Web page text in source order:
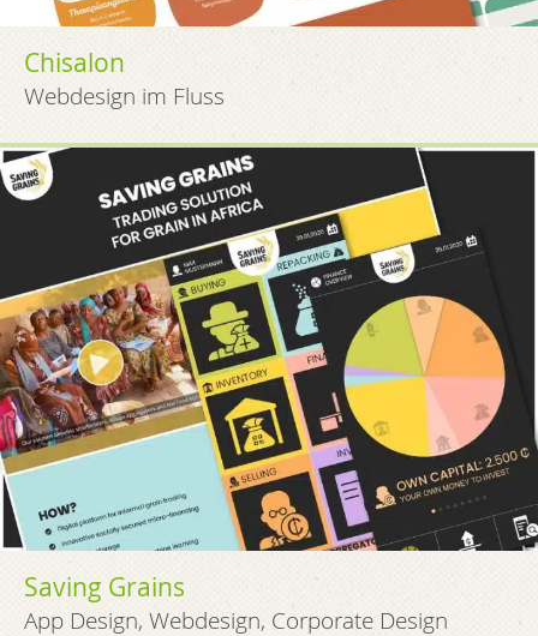
Chisalon
Webdesign im Fluss
Saving Grains
App Design, Webdesign, Corporate Design